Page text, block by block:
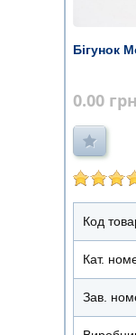
Бігунок
0.00
Код
Кат.
Зав.